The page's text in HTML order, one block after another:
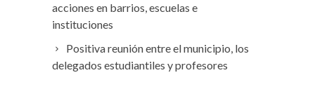
acciones en barrios, escuelas e
instituciones
Positiva reunión entre el municipio, los
delegados estudiantiles y profesores